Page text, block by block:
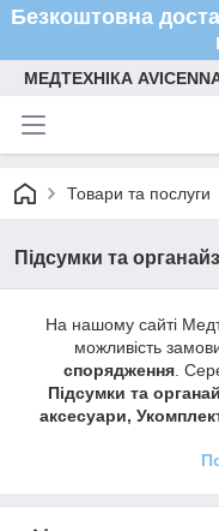
Безкоштовна
МЕДТЕХНІКА
Товари та послуги
Підсумки та
На нашому сайті
можливість
спорядження.
Підсумки та
аксесуари,
Швидка
Понад 7 років на